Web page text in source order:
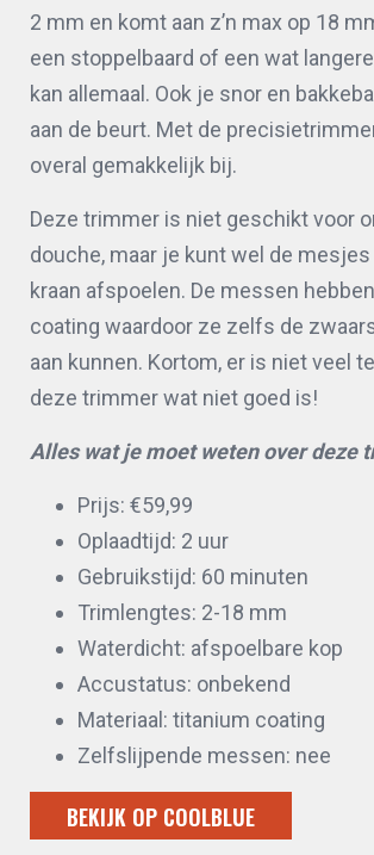
2 mm en komt aan z’n max op 18
een stoppelbaard of een wat
kan allemaal. Ook je snor en
aan de beurt. Met de
overal gemakkelijk bij.
Deze trimmer is niet geschikt voor
douche, maar je kunt wel de
kraan afspoelen. De messen
coating waardoor ze zelfs de
aan kunnen. Kortom, er is niet veel
deze trimmer wat niet goed is!
Alles wat je moet weten over deze
Prijs: €59,99
Oplaadtijd: 2 uur
Gebruikstijd: 60 minuten
Trimlengtes: 2-18 mm
Waterdicht: afspoelbare kop
Accustatus: onbekend
Materiaal: titanium coating
Zelfslijpende messen: nee
BEKIJK OP COOLBLUE